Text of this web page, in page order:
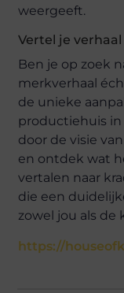
weergeeft.
Vertel je
Ben je op zoek
merkverhaal
de unieke
productiehuis in
door de visie
en ontdek wat
vertalen naar
die een
zowel jou als de
https://